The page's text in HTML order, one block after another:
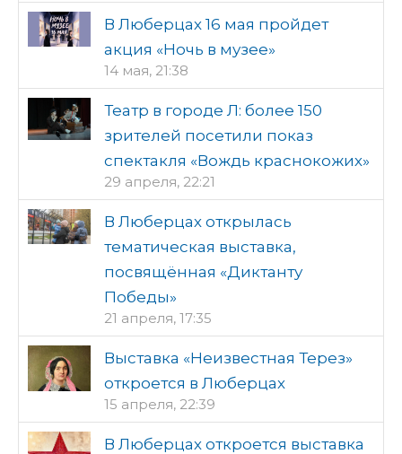
В Люберцах 16 мая пройдет
акция «Ночь в музее»
14 мая, 21:38
Театр в городе Л: более 150
зрителей посетили показ
спектакля «Вождь краснокожих»
29 апреля, 22:21
В Люберцах открылась
тематическая выставка,
посвящённая «Диктанту
Победы»
21 апреля, 17:35
Выставка «Неизвестная Терез»
откроется в Люберцах
15 апреля, 22:39
В Люберцах откроется выставка